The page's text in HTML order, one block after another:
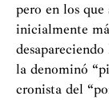
pero en los
inicialmente
la denominó
cronista del